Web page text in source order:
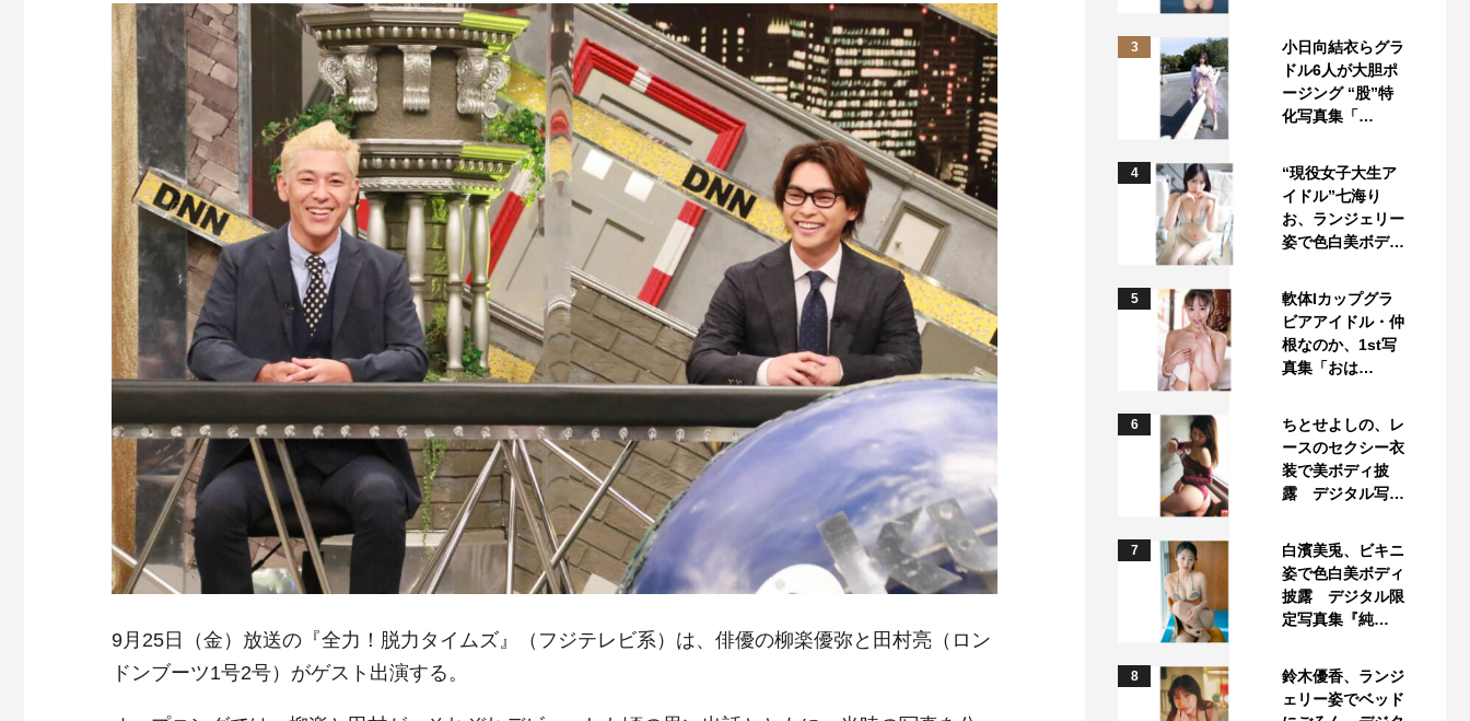
9月25日（金）放送の『全力！脱力タイムズ』（フジテレビ系）は、俳優の柳楽優弥と田村亮（ロン
ドンブーツ1号2号）がゲスト出演する。
3
小日向結衣らグラ
ドル6人が大胆ポ
ージング “股”特
化写真集「…
4
“現役女子大生ア
イドル”七海り
お、ランジェリー
姿で色白美ボデ…
5
軟体Iカップグラ
ビアアイドル・仲
根なのか、1st写
真集「おは…
6
ちとせよしの、レ
ースのセクシー衣
装で美ボディ披
露 デジタル写…
7
白濱美兎、ビキニ
姿で色白美ボディ
披露 デジタル限
定写真集『純…
8
鈴木優香、ランジ
ェリー姿でベッド